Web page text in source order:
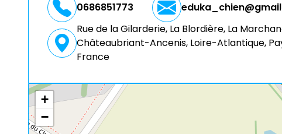
0686851773
Rue de la Gilarderie, La Blordière, La
Châteaubriant-Ancenis, Loire-Atlantique,
France
+
−